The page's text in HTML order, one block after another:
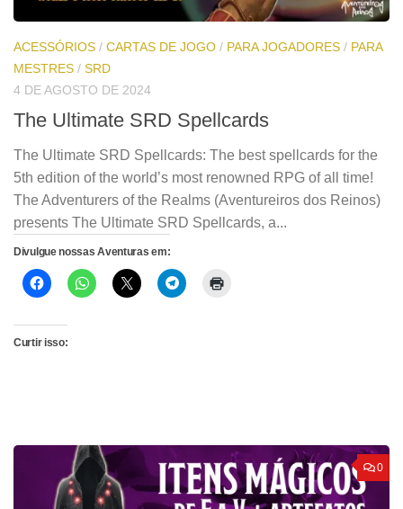
ACESSÓRIOS / CARTAS DE JOGO / PARA JOGADORES / PARA
MESTRES / SRD
4 DE AGOSTO DE 2024
The Ultimate SRD Spellcards
The Ultimate SRD Spellcards: The best spellcards for the
5th edition of the world’s most renowned RPG of all time!
The Adventurers of the Realms (Aventureiros dos Reinos)
presents The Ultimate SRD Spellcards, a...
Divulgue nossas Aventuras em:
Curtir isso:
0